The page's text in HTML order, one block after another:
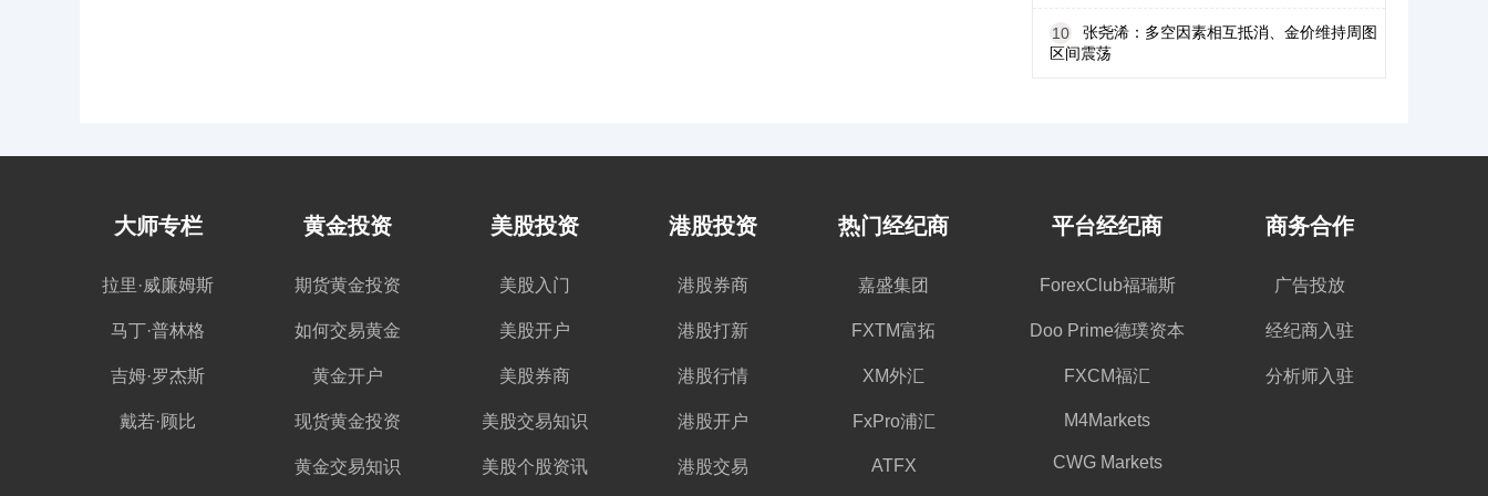
10
张尧浠：多空因素相互抵消、金价维持周图
区间震荡
大师专栏
拉里·威廉姆斯
马丁·普林格
吉姆·罗杰斯
戴若·顾比
黄金投资
期货黄金投资
如何交易黄金
黄金开户
现货黄金投资
黄金交易知识
美股投资
美股入门
美股开户
美股券商
美股交易知识
美股个股资讯
港股投资
港股券商
港股打新
港股行情
港股开户
港股交易
热门经纪商
嘉盛集团
FXTM富拓
XM外汇
FxPro浦汇
ATFX
平台经纪商
ForexClub福瑞斯
Doo Prime德璞资本
FXCM福汇
M4Markets
CWG Markets
商务合作
广告投放
经纪商入驻
分析师入驻